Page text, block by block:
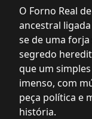
O Forno Real
ancestral
se de uma
segredo
que um
imenso, com
peça política e
história.